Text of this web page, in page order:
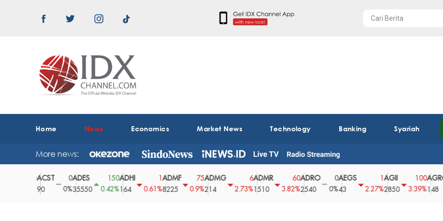
Home News Economics Market News Technology Banking Syariah
More news:
0
0%
ADES
35550
150
0.42%
ADHI
164
0.61%
ADMF
8225
75
0.9%
ADMG
214
2.73%
ADMR
1510
60
3.82%
ADRO
2540
0
0%
AEGS
2.27% 2850
100
3.39%
AGRO
148